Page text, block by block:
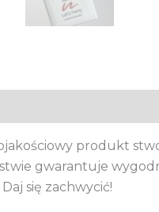
produkt
gwarantuje
się zachwycić!